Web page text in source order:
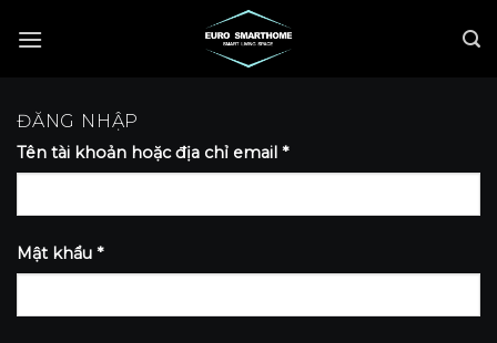
ĐĂNG NHẬP
Tên tài khoản hoặc địa chỉ email *
Mật khẩu *